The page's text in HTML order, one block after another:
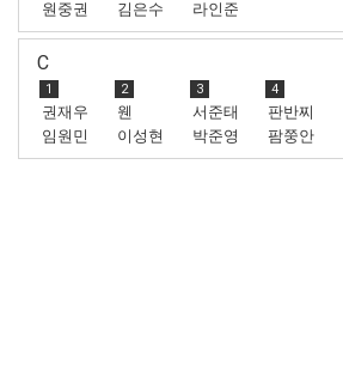
원중권
김은수
라인준
C
1
권재우
임원민
2
웬
이성현
3
서준태
박준영
4
판반찌
팜쭝안